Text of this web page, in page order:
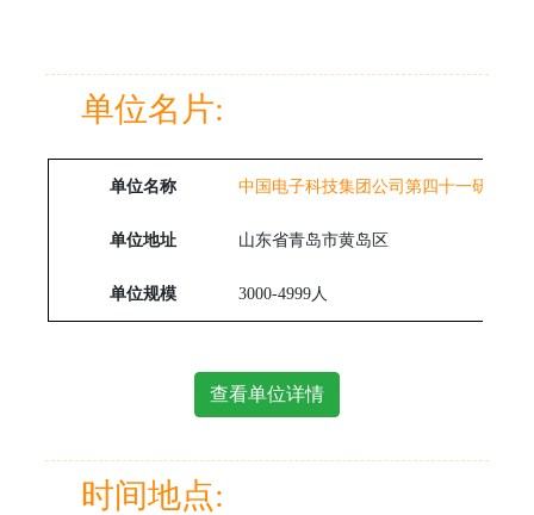
单位名片:
单位名称 中国电子科技集团公司第四十一研究所
单位地址 山东省青岛市黄岛区
单位规模 3000-4999人
查看单位详情
时间地点: